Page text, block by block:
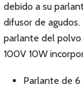
debido a su
difusor de
parlante del
100V 10W
Parlante de 6